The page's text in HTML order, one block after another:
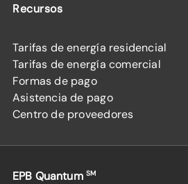
Recursos
Tarifas de energía residencial
Tarifas de energía comercial
Formas de pago
Asistencia de pago
Centro de proveedores
EPB Quantum SM